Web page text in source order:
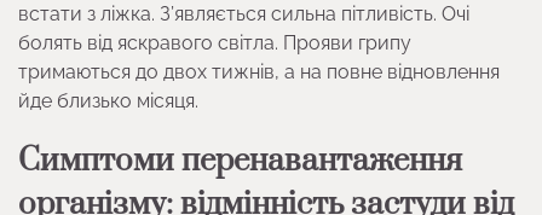
встати з ліжка. З’являється сильна пітливість. Очі
болять від яскравого світла. Прояви грипу
тримаються до двох тижнів, а на повне відновлення
йде близько місяця.
Симптоми перенавантаження
організму: відмінність застуди від